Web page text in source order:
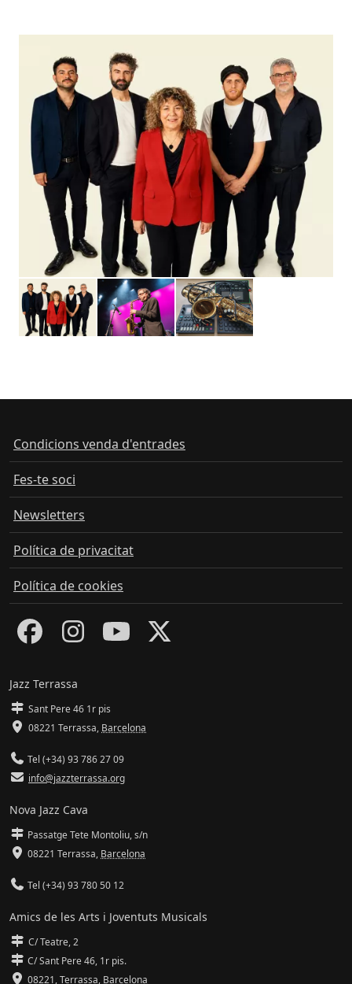
Condicions venda d'entrades
Fes-te soci
Newsletters
Política de privacitat
Política de cookies
Jazz Terrassa
Sant Pere 46 1r pis
08221 Terrassa, Barcelona
Tel (+34) 93 786 27 09
info@jazzterrassa.org
Nova Jazz Cava
Passatge Tete Montoliu, s/n
08221 Terrassa, Barcelona
Tel (+34) 93 780 50 12
Amics de les Arts i Joventuts Musicals
C/ Teatre, 2
C/ Sant Pere 46, 1r pis.
08221,Terrassa, Barcelona